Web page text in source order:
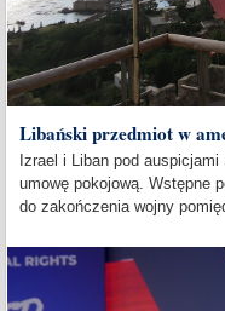
Libański przedmiot w
Izrael i Liban pod auspicjami
umowę pokojową. Wstępne
do zakończenia wojny